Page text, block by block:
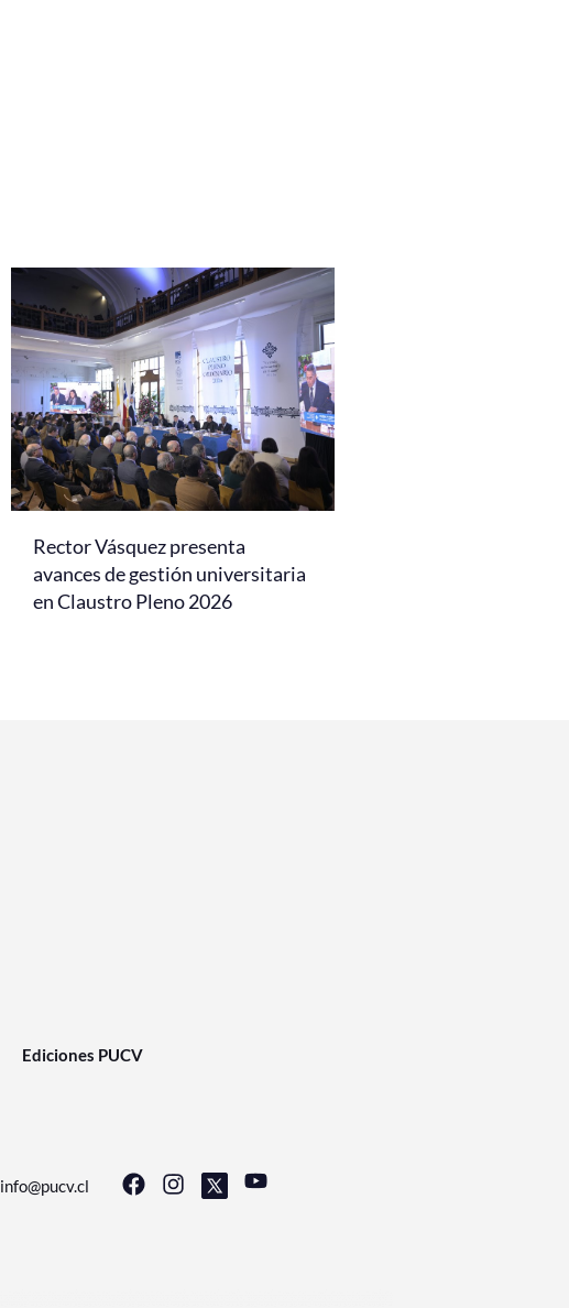
Rector Vásquez presenta
avances de gestión universitaria
en Claustro Pleno 2026
Ediciones PUCV
info@pucv.cl